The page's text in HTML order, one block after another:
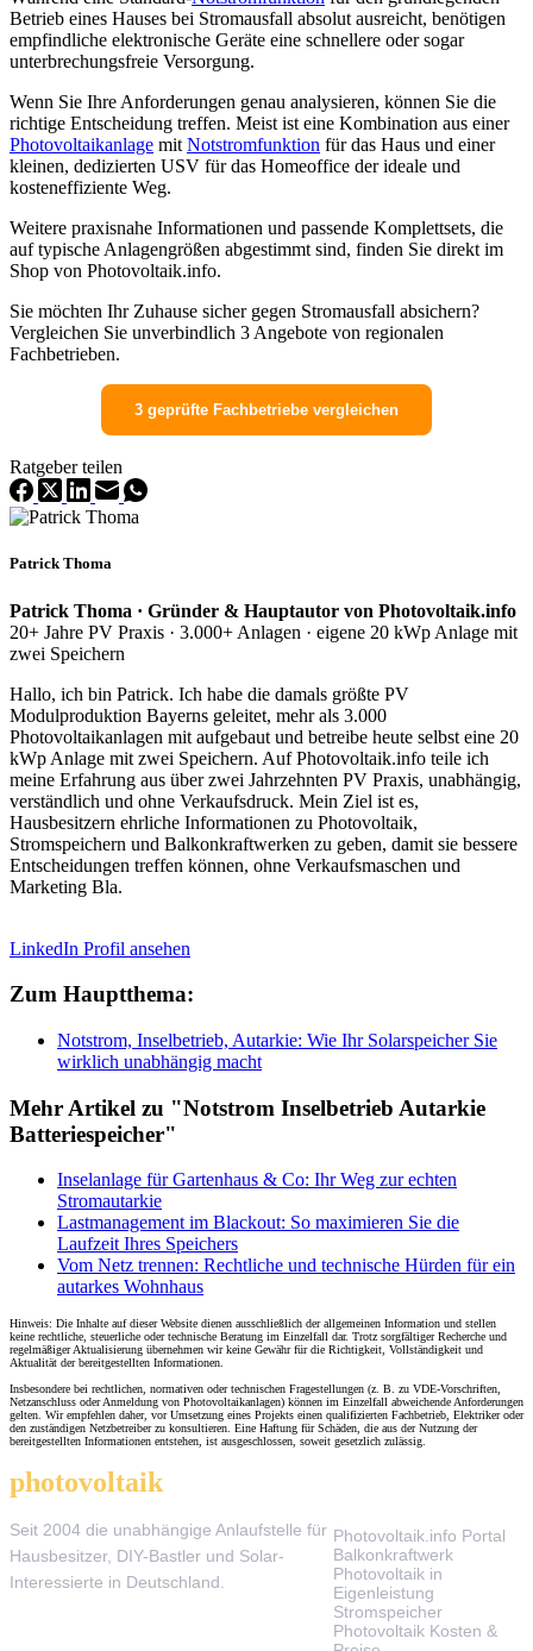
Betrieb eines Hauses bei Stromausfall absolut ausreicht, benötigen
empfindliche elektronische Geräte eine schnellere oder sogar
unterbrechungsfreie Versorgung.
Wenn Sie Ihre Anforderungen genau analysieren, können Sie die
richtige Entscheidung treffen. Meist ist eine Kombination aus einer
Photovoltaikanlage mit Notstromfunktion für das Haus und einer
kleinen, dedizierten USV für das Homeoffice der ideale und
kosteneffiziente Weg.
Weitere praxisnahe Informationen und passende Komplettsets, die
auf typische Anlagengrößen abgestimmt sind, finden Sie direkt im
Shop von Photovoltaik.info.
Sie möchten Ihr Zuhause sicher gegen Stromausfall absichern?
Vergleichen Sie unverbindlich 3 Angebote von regionalen
Fachbetrieben.
3 geprüfte Fachbetriebe vergleichen
Ratgeber teilen
Patrick Thoma
Patrick Thoma · Gründer & Hauptautor von Photovoltaik.info
20+ Jahre PV Praxis · 3.000+ Anlagen · eigene 20 kWp Anlage mit
zwei Speichern
Hallo, ich bin Patrick. Ich habe die damals größte PV
Modulproduktion Bayerns geleitet, mehr als 3.000
Photovoltaikanlagen mit aufgebaut und betreibe heute selbst eine 20
kWp Anlage mit zwei Speichern. Auf Photovoltaik.info teile ich
meine Erfahrung aus über zwei Jahrzehnten PV Praxis, unabhängig,
verständlich und ohne Verkaufsdruck. Mein Ziel ist es,
Hausbesitzern ehrliche Informationen zu Photovoltaik,
Stromspeichern und Balkonkraftwerken zu geben, damit sie bessere
Entscheidungen treffen können, ohne Verkaufsmaschen und
Marketing Bla.
LinkedIn Profil ansehen
Zum Hauptthema:
Notstrom, Inselbetrieb, Autarkie: Wie Ihr Solarspeicher Sie
wirklich unabhängig macht
Mehr Artikel zu "Notstrom Inselbetrieb Autarkie
Batteriespeicher"
Inselanlage für Gartenhaus & Co: Ihr Weg zur echten
Stromautarkie
Lastmanagement im Blackout: So maximieren Sie die
Laufzeit Ihres Speichers
Vom Netz trennen: Rechtliche und technische Hürden für ein
autarkes Wohnhaus
Hinweis: Die Inhalte auf dieser Website dienen ausschließlich der allgemeinen Information und stellen
keine rechtliche, steuerliche oder technische Beratung im Einzelfall dar. Trotz sorgfältiger Recherche und
regelmäßiger Aktualisierung übernehmen wir keine Gewähr für die Richtigkeit, Vollständigkeit und
Aktualität der bereitgestellten Informationen.
Insbesondere bei rechtlichen, normativen oder technischen Fragestellungen (z. B. zu VDE-Vorschriften,
Netzanschluss oder Anmeldung von Photovoltaikanlagen) können im Einzelfall abweichende Anforderungen
gelten. Wir empfehlen daher, vor Umsetzung eines Projekts einen qualifizierten Fachbetrieb, Elektriker oder
den zuständigen Netzbetreiber zu konsultieren. Eine Haftung für Schäden, die aus der Nutzung der
bereitgestellten Informationen entstehen, ist ausgeschlossen, soweit gesetzlich zulässig.
photovoltaik.info
Seit 2004 die unabhängige Anlaufstelle für
Hausbesitzer, DIY-Bastler und Solar-
Interessierte in Deutschland.
Photovoltaik.info Portal
Balkonkraftwerk
Photovoltaik in
Eigenleistung
Stromspeicher
Photovoltaik Kosten &